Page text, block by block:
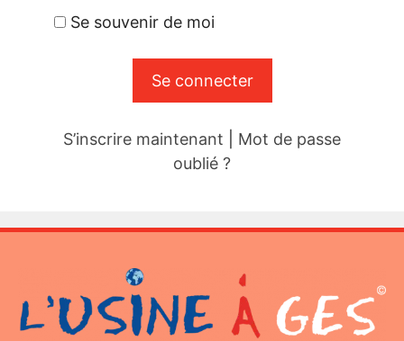
Se souvenir de moi
S’inscrire maintenant
Mot de passe
oublié ?